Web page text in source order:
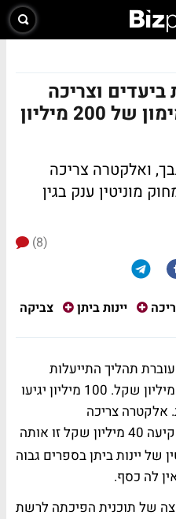
ביעדים וצריכה
כסף; פועלת לקבל מימון של 200 מיליון
ואלקטרה צריכה
מוניטין ענק בגין
(8)
יינות ביתן
צביקה
תהליך התייעלות
שבמסגרתו היא זקוקה ל-200 מיליון שקל. 100 מיליון יגיעו
אלקטרה צריכה
תשקיעה 40 מיליון שקל זו אותה
יינות ביתן בספרים גבוה
של תוכנית הפיכתה לרשת